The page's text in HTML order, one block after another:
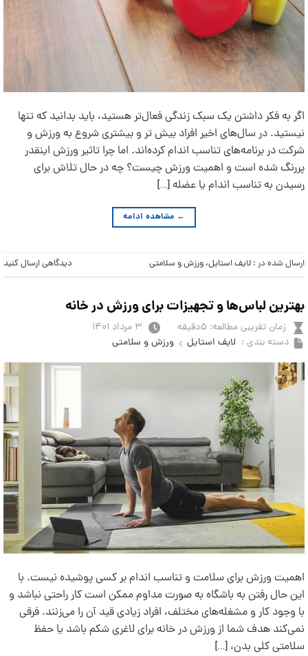
اگر به فکر داشتن یک سبک زندگی فعال‌تر هستید، باید بدانید که تنها
نیستید. در سال‌های اخیر افراد بیش تر و بیشتری شروع به ورزش و
شرکت در برنامه‌های تناسب اندام کرده‌اند. اما چرا تاثیر ورزش اینقدر
پررنگ شده است و اهمیت ورزش چیست؟ چه در حال تلاش برای
رسیدن به تناسب اندام یا عضله […]
← مشاهده ادامه
ارسال شده در : لایف استایل، ورزش و سلامتی دیدگاهی ارسال کنید
بهترین لباس‌ها و تجهیزات برای ورزش در خانه
زمان تقریبی مطالعه: ۵دقیقه
دسته بندی : لایف استایل ورزش و سلامتی
اهمیت ورزش برای سلامت و تناسب اندام بر کسی پوشیده نیست. با
این حال رفتن به باشگاه به صورت مداوم ممکن است کار راحتی نباشد و
با وجود کار و مشغله‌های مختلف، افراد زیادی قید آن را می‌زنند. فرقی
نمی‌کند هدف شما از ورزش در خانه برای لاغری شکم باشد یا حفظ
سلامتی کلی بدن، […]